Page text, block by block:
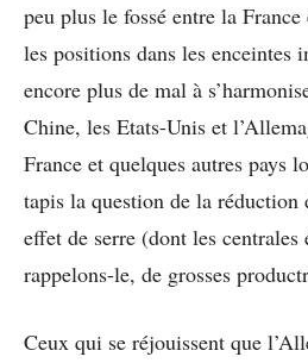
peu plus le fossé entre la
les positions dans les enceintes
encore plus de mal à
Chine, les Etats-Unis et
France et quelques autres pays
tapis la question de la réduction
effet de serre (dont les
rappelons-le, de grosses
Ceux qui se réjouissent que